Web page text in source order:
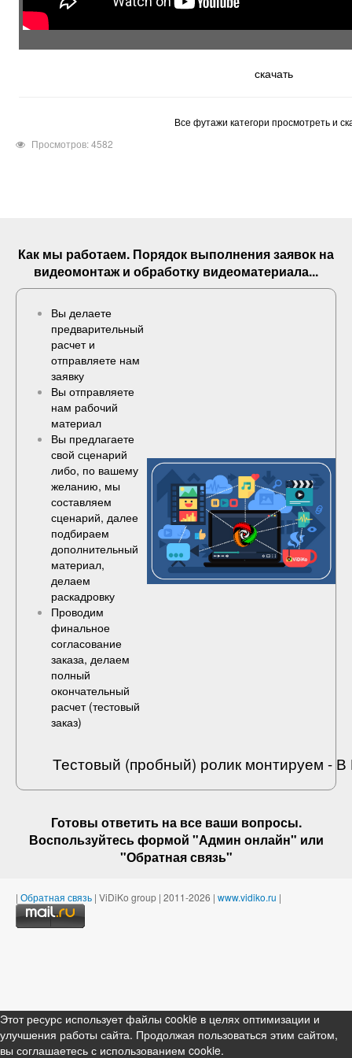
скачать
Все футажи категори просмотреть и
Просмотров: 4582
Как мы работаем. Порядок выполнениязаявок на
видеомонтаж и обработку видеоматериала...
Вы делаете
предварительный
расчет и
отправляете нам
заявку
Вы отправляете
нам рабочий
материал
Вы предлагаете
свой сценарий
либо, по вашему
желанию, мы
составляем
сценарий, далее
подбираем
дополнительный
материал,
делаем
раскадровку
Проводим
финальное
согласование
заказа, делаем
полный
окончательный
расчет (тестовый
заказ)
Тестовый (пробный) ролик монтируем -
Готовы ответить на все ваши вопросы.
Воспользуйтесь формой "Админ онлайн" или
"Обратная связь"
| Обратная связь | ViDiKo group | 2011-2026 | www.vidiko.ru |
Этот ресурс использует файлы cookie в целях оптимизации и
улучшения работы сайта. Продолжая пользоваться этим сайтом,
вы соглашаетесь с использованием cookie.